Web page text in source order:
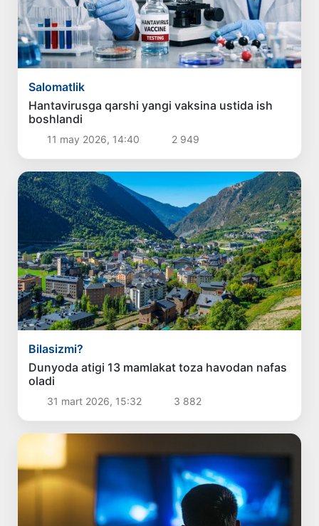
Salomatlik
Hantavirusga qarshi yangi vaksina ustida ish
boshlandi
11 may 2026, 14:40 2 949
Bilasizmi?
Dunyoda atigi 13 mamlakat toza havodan nafas
oladi
31 mart 2026, 15:32 3 882